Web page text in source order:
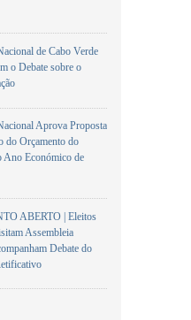
de Cabo Verde
o Debate sobre o
Aprova Proposta
do Orçamento do
Ano Económico de
ABERTO | Eleitos
Assembleia
Debate do